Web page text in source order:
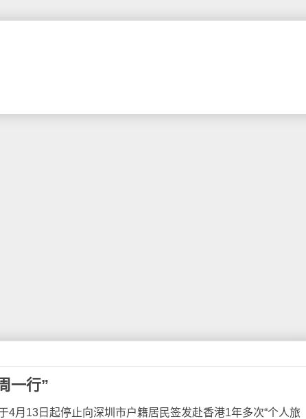
一行”
13日起停止向深圳市户籍居民签发赴香港1年多次“个人旅